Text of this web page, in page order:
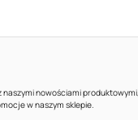
nowościami produktowymi,
w naszym sklepie.